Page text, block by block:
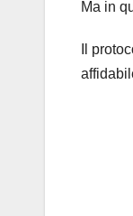
Ma in
Il